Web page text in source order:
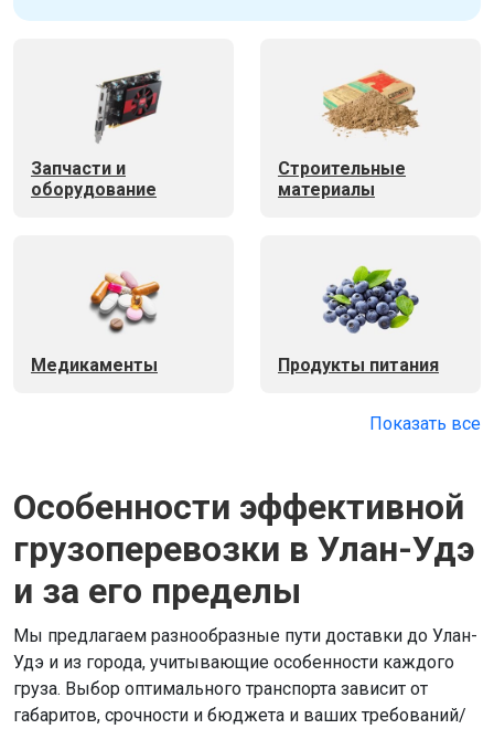
Запчасти и
оборудование
Строительные
материалы
Медикаменты Продукты питания
Показать все
Особенности эффективной
грузоперевозки в Улан-Удэ
и за его пределы
Мы предлагаем разнообразные пути доставки до Улан-
Удэ и из города, учитывающие особенности каждого
груза. Выбор оптимального транспорта зависит от
габаритов, срочности и бюджета и ваших требований/